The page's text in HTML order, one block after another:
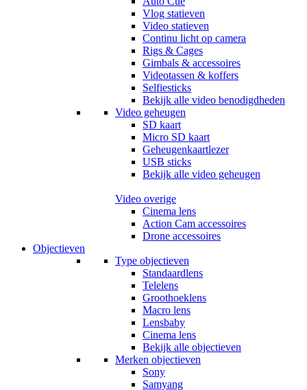
Vlog statieven
Video statieven
Continu licht op camera
Rigs & Cages
Gimbals & accessoires
Videotassen & koffers
Selfiesticks
Bekijk alle video benodigdheden
Video geheugen
SD kaart
Micro SD kaart
Geheugenkaartlezer
USB sticks
Bekijk alle video geheugen
Video overige
Cinema lens
Action Cam accessoires
Drone accessoires
Objectieven
Type objectieven
Standaardlens
Telelens
Groothoeklens
Macro lens
Lensbaby
Cinema lens
Bekijk alle objectieven
Merken objectieven
Sony
Samyang